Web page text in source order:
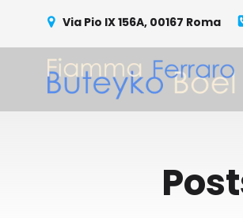
Via Pio IX 156A, 00167 Roma